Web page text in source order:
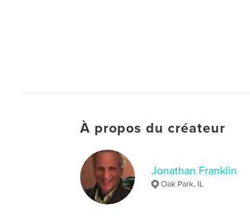
À propos du créateur
Jonathan Franklin
Oak Park, IL